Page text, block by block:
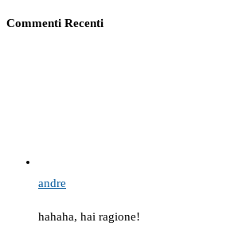
Commenti Recenti
andre
hahaha, hai ragione!